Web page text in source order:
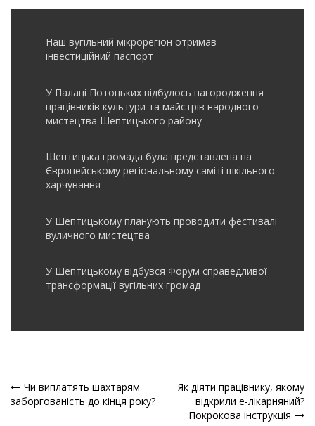
Наш вугільний мікрорегіон отримав
інвеcтиційний паспорт
У Палаці Потоцьких відбулось нагородження
працівників культури та майстрів народного
мистецтва Шептицького району
Шептицька громада була представлена на
Європейському регіональному саміті шкільного
харчування
У Шептицькому планують проводити фестивалі
вуличного мистецтва
У Шептицькому відбувся Форум справедливої
трансформації вугільних громад
Навігація
Чи виплатять шахтарям
заборгованість до кінця року?
Як діяти працівнику, якому
відкрили е-лікарняний?
Покрокова інструкція